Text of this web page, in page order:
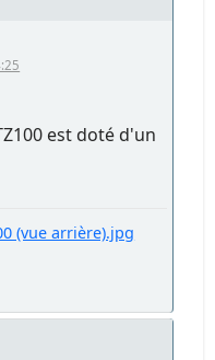
est doté d'un
(vue arrière).jpg